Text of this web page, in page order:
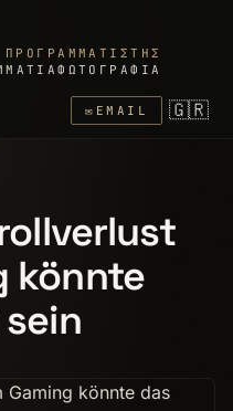
ΦΩΤΟΓΡΑΦΊΑ
✉ EMAIL 🇬🇷
könnte